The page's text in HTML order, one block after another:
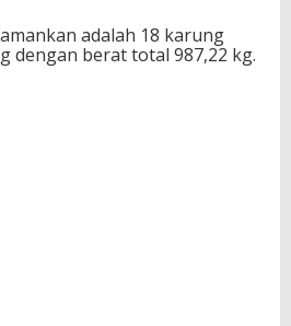
adalah 18 karung
dengan berat total 987,22 kg.